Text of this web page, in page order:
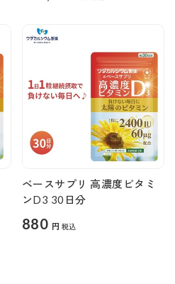
ベースサプリ 高濃度ビタミ
ンD3 30日分
880 円 税込